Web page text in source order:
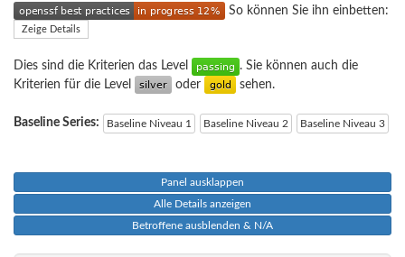
So können Sie ihn einbetten:
Zeige Details
Dies sind die Kriterien das Level
. Sie können auch die
Kriterien für die Level
oder sehen.
Baseline Series: Baseline Niveau 1 Baseline Niveau 2 Baseline Niveau 3
Panel ausklappen
Alle Details anzeigen
Betroffene ausblenden & N/A